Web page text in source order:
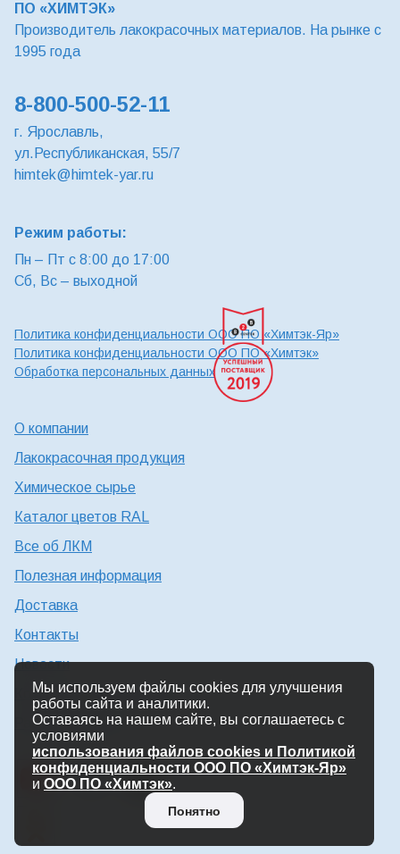
ПО «ХИМТЭК»
Производитель лакокрасочных материалов. На рынке с
1995 года
8-800-500-52-11
г. Ярославль,
ул.Республиканская, 55/7
himtek@himtek-yar.ru
Режим работы:
Пн – Пт с 8:00 до 17:00
Сб, Вс – выходной
Политика конфиденциальности ООО ПО «Химтэк-Яр»
Политика конфиденциальности ООО ПО «Химтэк»
Обработка персональных данных
О компании
Лакокрасочная продукция
Химическое сырье
Каталог цветов RAL
Все об ЛКМ
Полезная информация
Доставка
Контакты
Новости
Консультация технолога
Работа в Химтэк
Мы используем файлы cookies для улучшения
работы сайта и аналитики.
Оставаясь на нашем сайте, вы соглашаетесь с
условиями
использования файлов cookies и Политикой
конфиденциальности ООО ПО «Химтэк-Яр»
и ООО ПО «Химтэк».
Понятно